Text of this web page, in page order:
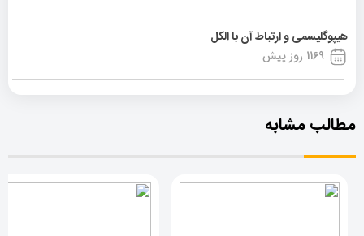
هیپوگلیسمی و ارتباط آن با الکل
1169 روز پیش
مطالب مشابه